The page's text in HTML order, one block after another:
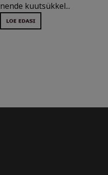
nende kuutsükkel...